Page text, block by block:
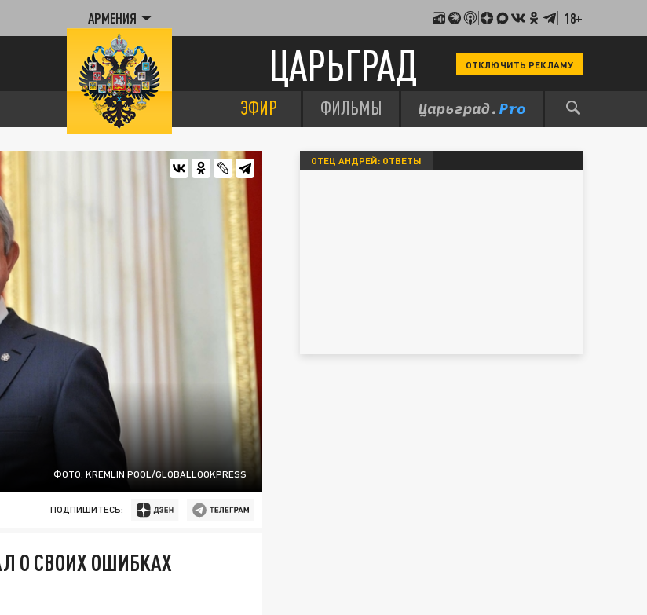
АРМЕНИЯ 18+
ЦАРЬГРАД ОТКЛЮЧИТЬ РЕКЛАМУ
ЭФИР ФИЛЬМЫ
ФОТО: KREMLIN POOL/GLOBALLOOKPRESS
ПОДПИШИТЕСЬ:
О СВОИХ ОШИБКАХ
ОТЕЦ АНДРЕЙ: ОТВЕТЫ